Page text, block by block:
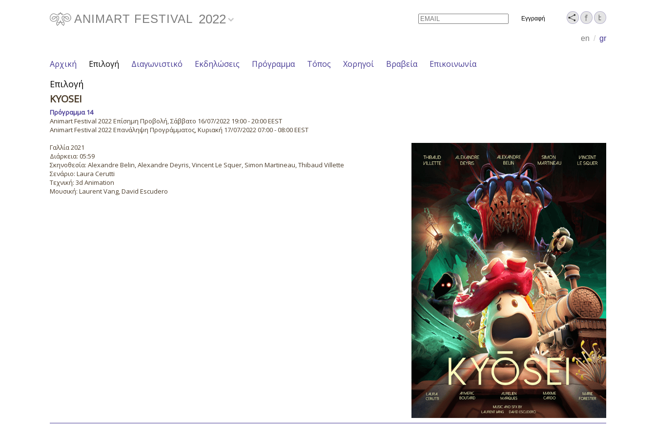
ANIMART FESTIVAL 2022
en / gr
Email Name
Αρχική Επιλογή Διαγωνιστικό Εκδηλώσεις Πρόγραμμα Τόπος Χορηγοί Βραβεία Επικοινωνία
Επιλογή
KYOSEI
Πρόγραμμα 14
Animart Festival 2022 Επίσημη Προβολή, Σάββατο 16/07/2022 19:00 - 20:00 EEST
Animart Festival 2022 Επανάληψη Προγράμματος, Κυριακή 17/07/2022 07:00 - 08:00 EEST
Γαλλία 2021
Διάρκεια: 05:59
Σκηνοθεσία: Alexandre Belin, Alexandre Deyris, Vincent Le Squer, Simon Martineau, Thibaud Villette
Σενάριο: Laura Cerutti
Τεχνική: 3d Animation
Μουσική: Laurent Vang, David Escudero